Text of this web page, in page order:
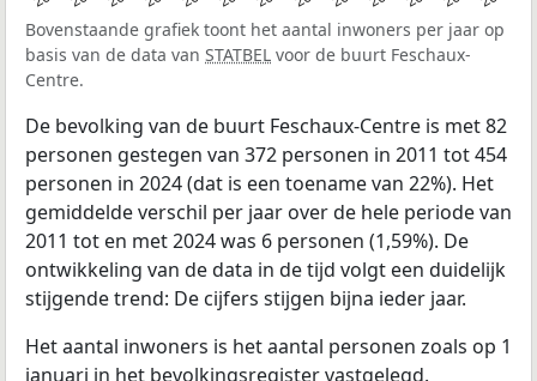
Bovenstaande grafiek toont het aantal inwoners per jaar op
basis van de data van STATBEL voor de buurt Feschaux-
Centre.
De bevolking van de buurt Feschaux-Centre is met 82
personen gestegen van 372 personen in 2011 tot 454
personen in 2024 (dat is een toename van 22%). Het
gemiddelde verschil per jaar over de hele periode van
2011 tot en met 2024 was 6 personen (1,59%). De
ontwikkeling van de data in de tijd volgt een duidelijk
stijgende trend: De cijfers stijgen bijna ieder jaar.
Het aantal inwoners is het aantal personen zoals op 1
januari in het bevolkingsregister vastgelegd.